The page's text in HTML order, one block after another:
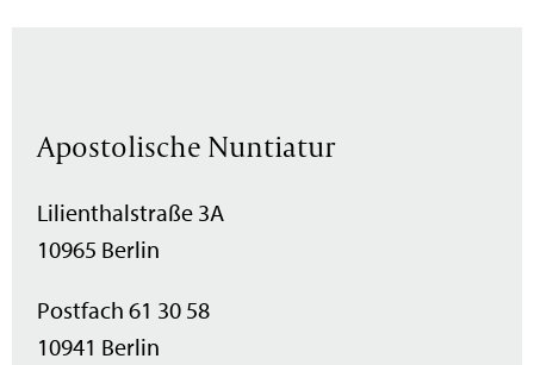
Apostolische Nuntiatur
Lilienthalstraße 3A
10965 Berlin
Postfach 61 30 58
10941 Berlin